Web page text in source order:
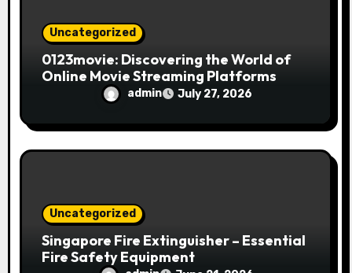
Uncategorized
0123movie: Discovering the World of
Online Movie Streaming Platforms
admin July 27, 2026
Uncategorized
Singapore Fire Extinguisher – Essential
Fire Safety Equipment